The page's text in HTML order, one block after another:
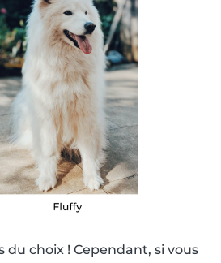
du choix ! Cependant, si vous